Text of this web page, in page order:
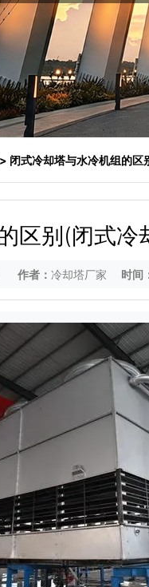
> 闭式冷却塔与水冷机组的
区别(闭式冷
同)
作者： 冷却塔厂家 时间